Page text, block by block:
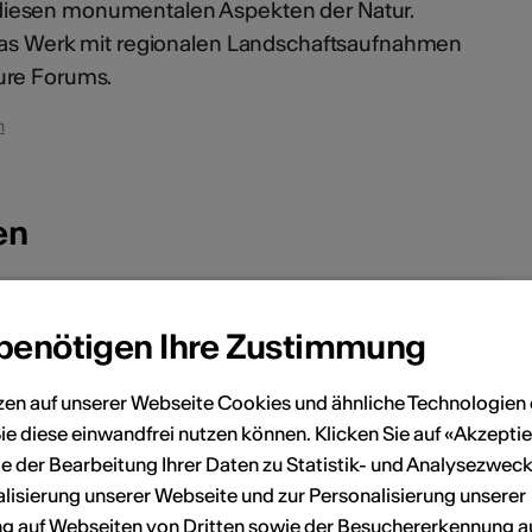
monumentalen Aspekten der Natur.
Werk mit regionalen Landschaftsaufnahmen
Forums.
5 6
13
1 2 3
4 5 6 7 8 9 10
Ihre Zustimmung
auf unserer Webseite Cookies und ähnliche Technologien
diese einwandfrei nutzen können. Klicken Sie auf
der Bearbeitung Ihrer Daten zu Statistik- und
unserer Webseite und zur Personalisierung unserer
auf Webseiten von Dritten sowie der Besuchererkennung